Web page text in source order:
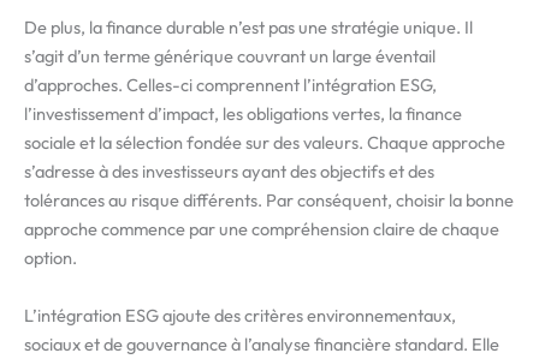
De plus, la finance durable n’est pas une stratégie unique. Il
s’agit d’un terme générique couvrant un large éventail
d’approches. Celles-ci comprennent l’intégration ESG,
l’investissement d’impact, les obligations vertes, la finance
sociale et la sélection fondée sur des valeurs. Chaque approche
s’adresse à des investisseurs ayant des objectifs et des
tolérances au risque différents. Par conséquent, choisir la bonne
approche commence par une compréhension claire de chaque
option.
L’intégration ESG ajoute des critères environnementaux,
sociaux et de gouvernance à l’analyse financière standard. Elle